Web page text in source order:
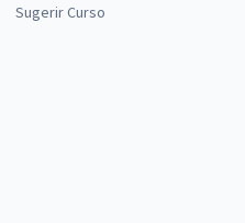
Sugerir Curso